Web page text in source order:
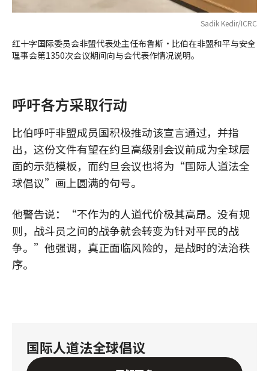
Sadik Kedir/ICRC
红十字国际委员会非盟代表处主任布鲁斯·比伯在非盟和平与安全
理事会第1350次会议期间向与会代表作情况说明。
呼吁各方采取行动
比伯呼吁非盟成员国积极推动该宣言通过，并指
出，这份文件有望在约旦高级别会议前成为全球层
面的示范模板，而约旦会议也将为“国际人道法全
球倡议”画上圆满的句号。
他警告说：“不作为的人道代价极其高昂。没有规
则，战斗员之间的战争就会转变为针对平民的战
争。”他强调，真正面临风险的，是战时的法治秩
序。
国际人道法全球倡议